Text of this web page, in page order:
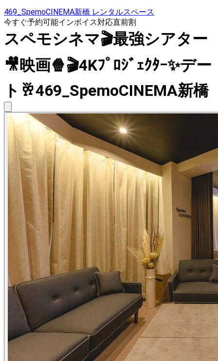
469_SpemoCINEMA新橋 レンタルスペース
今すぐ予約可能インボイス対応直前割
スペモシネマ🎬最強シアター
🎥映画🍿🎬4Kﾌﾟﾛｼﾞｪｸﾀｰ✨デー
ト🥂469_SpemoCINEMA新橋